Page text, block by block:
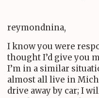
reymondnina,
I know you were
thought I’d give you
I’m in a similar
almost all live in
drive away by car; I